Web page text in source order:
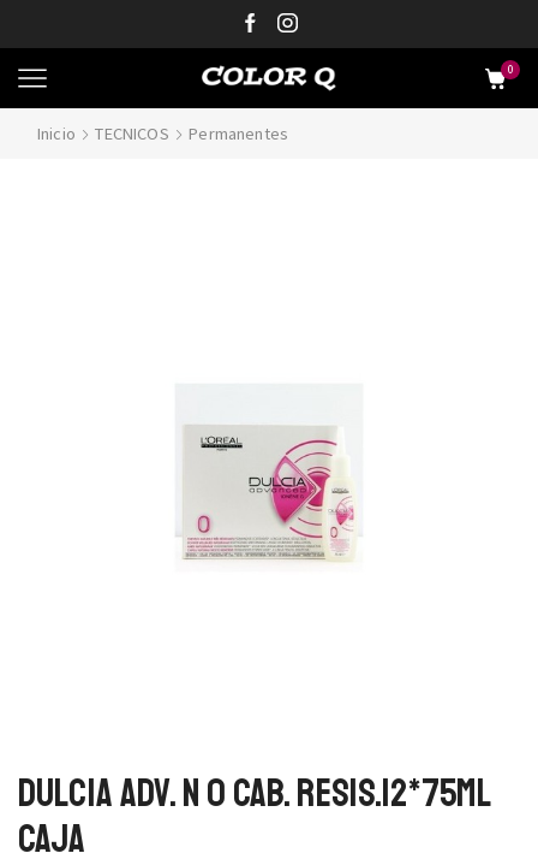
0
Inicio TECNICOS Permanentes
Dulcia Adv. N 0 Cab. Resis.12*75ml
Caja